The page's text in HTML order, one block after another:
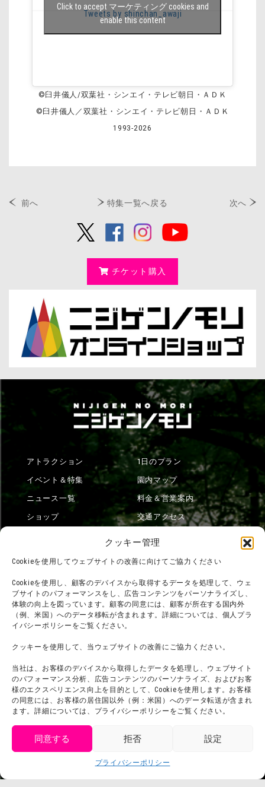
クッキー管理
Cookieを使用してウェブサイトの改善に向けてご協力ください
Cookieを使用し、顧客のデバイスから取得するデータを処理して、ウェ
ブサイトのパフォーマンスをし、広告コンテンツをパーソナライズし、
体験の向上を図っています。顧客の同意には、顧客が所在する国内外
（例、米国）へのデータ移転が含まれます。詳細については、個人プラ
イバシーポリシーをご覧ください。
クッキーを使用して、当ウェブサイトの改善にご協力ください。
当社は、お客様のデバイスから取得したデータを処理し、ウェブサイト
のパフォーマンス分析、広告コンテンツのパーソナライズ、およびお客
様のエクスペリエンス向上を目的として、Cookieを使用します。お客様
の同意には、お客様の居住国以外（例：米国）へのデータ転送が含まれ
ます。詳細については、プライバシーポリシーをご覧ください。
同意する 拒否 設定
プライバシーポリシー
Tweets by shinchan_awaji
Click to accept マーケティング cookies and
enable this content
©臼井儀人/双葉社・シンエイ・テレビ朝日・ＡＤＫ
©臼井儀人／双葉社・シンエイ・テレビ朝日・ＡＤＫ
1993-2026
前へ 特集一覧へ戻る 次へ
チケット購入
アトラクション
イベント＆特集
ニュース一覧
ショップ
1日のプラン
園内マップ
料金＆営業案内
交通アクセス
団体利用について
お問い合わせ
利用規約
プライバシーポリシー
プレスリリース
メディア掲載実績
会社概要
スタッフ募集